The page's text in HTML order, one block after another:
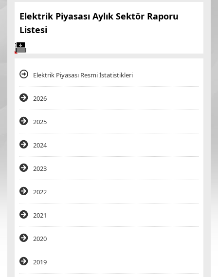
Elektrik Piyasası Aylık Sektör Raporu
Listesi
Elektrik Piyasası Resmi İstatistikleri
2026
2025
2024
2023
2022
2021
2020
2019